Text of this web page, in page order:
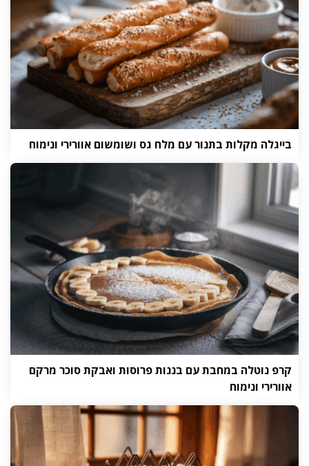
בייגלה מקלות בתנור עם מלח גס ושומשום אוורירי ונימוח
קרפ נוטלה במחבת עם בננות פרוסות ואבקת סוכר מרקם
אוורירי ונימוח